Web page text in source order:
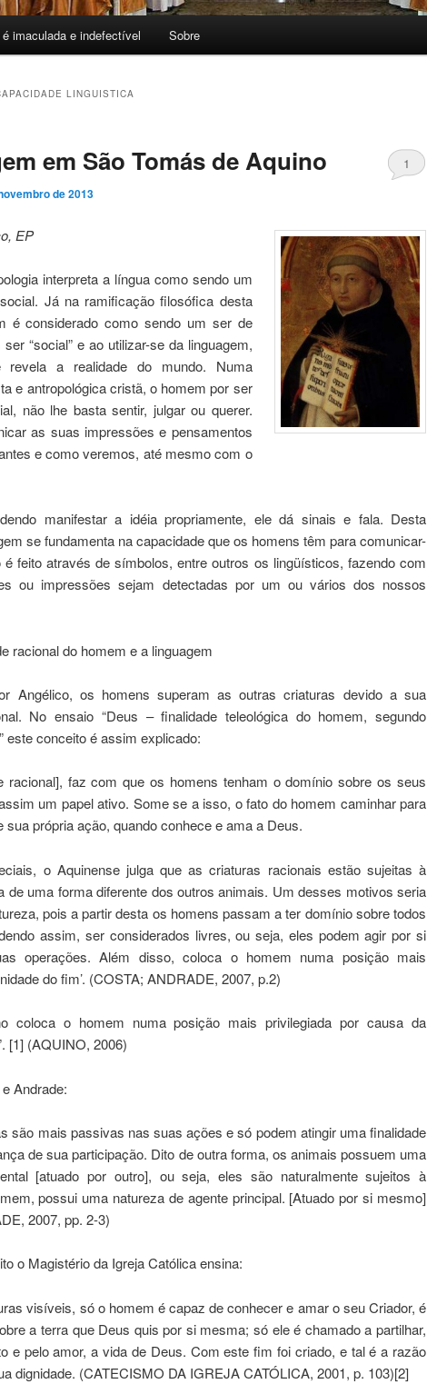
imaculada e indefectível Sobre
LINGUISTICA
em São Tomás de Aquino
de 2013
1
EP
interpreta a língua como sendo um
Já na ramificação filosófica desta
é considerado como sendo um ser de
ser “social” e ao utilizar-se da linguagem,
a realidade do mundo. Numa
e antropológica cristã, o homem por ser
não lhe basta sentir, julgar ou querer.
as suas impressões e pensamentos
e como veremos, até mesmo com o
manifestar a idéia propriamente, ele dá sinais e fala. Desta
se fundamenta na capacidade que os homens têm para comunicar-
feito através de símbolos, entre outros os lingüísticos, fazendo com
ou impressões sejam detectadas por um ou vários dos nossos
racional do homem e a linguagem
Angélico, os homens superam as outras criaturas devido a sua
No ensaio “Deus – finalidade teleológica do homem, segundo
este conceito é assim explicado:
racional], faz com que os homens tenham o domínio sobre os seus
um papel ativo. Some se a isso, o fato do homem caminhar para
sua própria ação, quando conhece e ama a Deus.
o Aquinense julga que as criaturas racionais estão sujeitas à
de uma forma diferente dos outros animais. Um desses motivos seria
pois a partir desta os homens passam a ter domínio sobre todos
assim, ser considerados livres, ou seja, eles podem agir por si
operações. Além disso, coloca o homem numa posição mais
do fim’. (COSTA; ANDRADE, 2007, p.2)
coloca o homem numa posição mais privilegiada por causa da
[1] (AQUINO, 2006)
Andrade:
são mais passivas nas suas ações e só podem atingir uma finalidade
de sua participação. Dito de outra forma, os animais possuem uma
[atuado por outro], ou seja, eles são naturalmente sujeitos à
possui uma natureza de agente principal. [Atuado por si mesmo]
2007, pp. 2-3)
o Magistério da Igreja Católica ensina:
visíveis, só o homem é capaz de conhecer e amar o seu Criador, é
a terra que Deus quis por si mesma; só ele é chamado a partilhar,
e pelo amor, a vida de Deus. Com este fim foi criado, e tal é a razão
dignidade. (CATECISMO DA IGREJA CATÓLICA, 2001, p. 103)[2]